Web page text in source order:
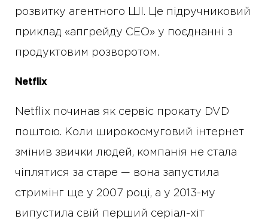
розвитку агентного ШІ. Це підручниковий
приклад «апгрейду CEO» у поєднанні з
продуктовим розворотом.
Netflix
Netflix починав як сервіс прокату DVD
поштою. Коли широкосмуговий інтернет
змінив звички людей, компанія не стала
чіплятися за старе — вона запустила
стримінг ще у 2007 році, а у 2013-му
випустила свій перший серіал-хіт